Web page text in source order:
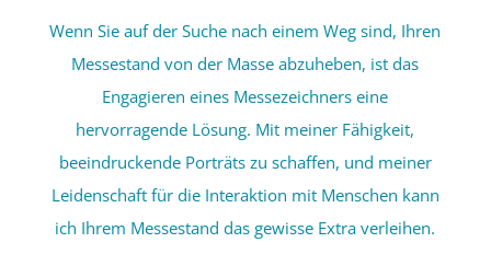
Wenn Sie auf der Suche nach einem Weg sind, Ihren
Messestand von der Masse abzuheben, ist das
Engagieren eines Messezeichners eine
hervorragende Lösung. Mit meiner Fähigkeit,
beeindruckende Porträts zu schaffen, und meiner
Leidenschaft für die Interaktion mit Menschen kann
ich Ihrem Messestand das gewisse Extra verleihen.